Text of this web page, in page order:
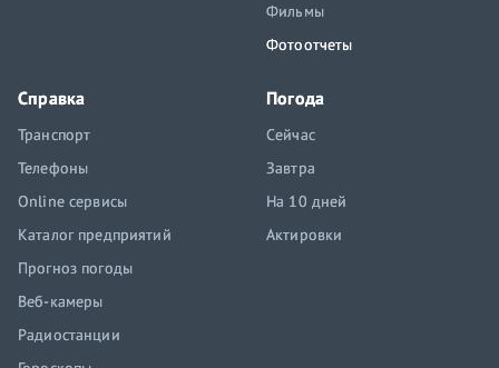
Фильмы
Фотоотчеты
Справка
Транспорт
Телефоны
Online сервисы
Каталог предприятий
Прогноз погоды
Веб-камеры
Радиостанции
Погода
Сейчас
Завтра
На 10 дней
Актировки